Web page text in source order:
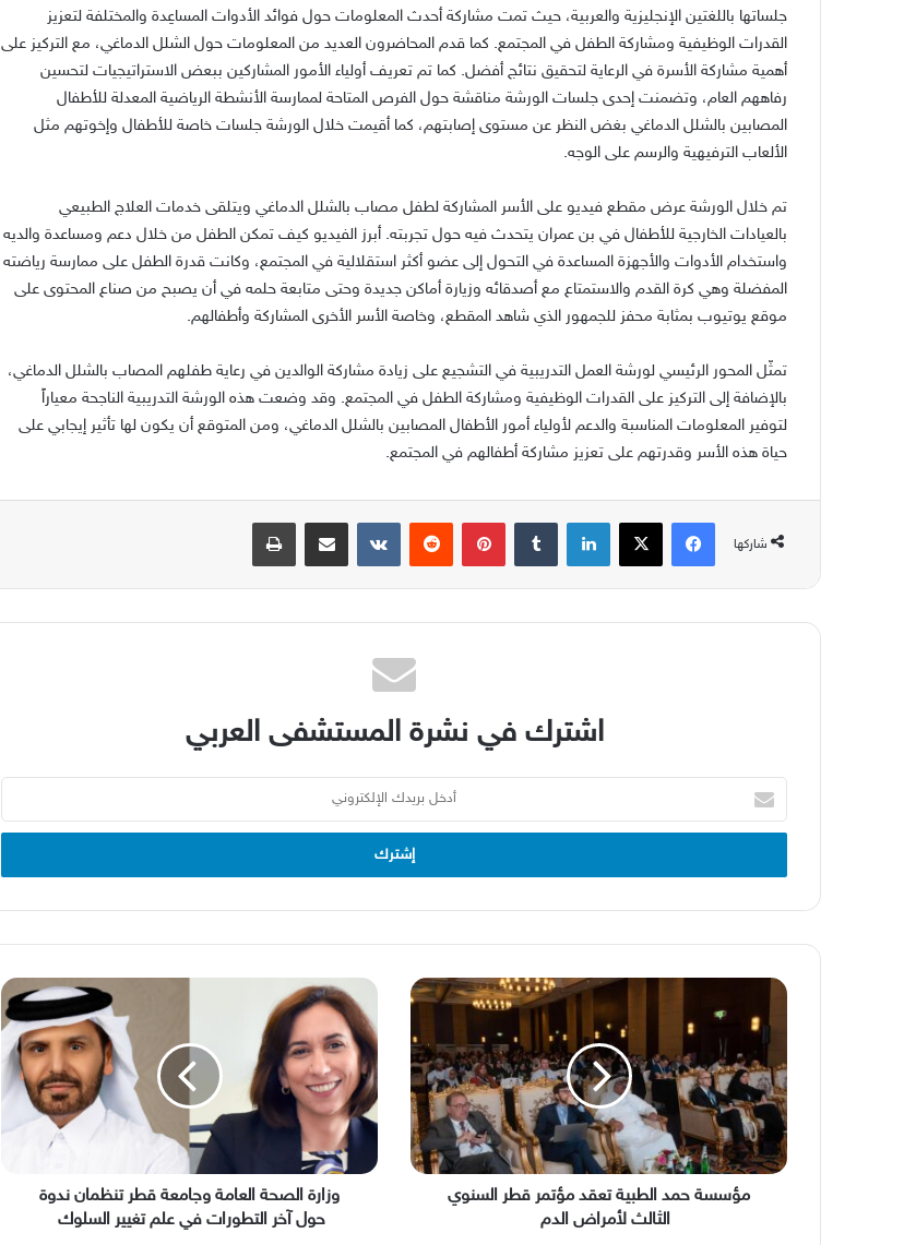
جلساتها باللغتين الإنجليزية والعربية، حيث تمت مشاركة أحدث المعلومات حول فوائد الأدوات المساعِدة والمختلفة لتعزيز
القدرات الوظيفية ومشاركة الطفل في المجتمع. كما قدم المحاضرون العديد من المعلومات حول الشلل الدماغي، مع التركيز على
أهمية مشاركة الأسرة في الرعاية لتحقيق نتائج أفضل. كما تم تعريف أولياء الأمور المشاركين ببعض الاستراتيجيات لتحسين
رفاههم العام، وتضمنت إحدى جلسات الورشة مناقشة حول الفرص المتاحة لممارسة الأنشطة الرياضية المعدلة للأطفال
المصابين بالشلل الدماغي بغض النظر عن مستوى إصابتهم، كما أقيمت خلال الورشة جلسات خاصة للأطفال وإخوتهم مثل
الألعاب الترفيهية والرسم على الوجه.
تم خلال الورشة عرض مقطع فيديو على الأسر المشاركة لطفل مصاب بالشلل الدماغي ويتلقى خدمات العلاج الطبيعي
بالعيادات الخارجية للأطفال في بن عمران يتحدث فيه حول تجربته. أبرز الفيديو كيف تمكن الطفل من خلال دعم ومساعدة والديه
واستخدام الأدوات والأجهزة المساعدة في التحول إلى عضو أكثر استقلالية في المجتمع، وكانت قدرة الطفل على ممارسة رياضته
المفضلة وهي كرة القدم والاستمتاع مع أصدقائه وزيارة أماكن جديدة وحتى متابعة حلمه في أن يصبح من صناع المحتوى على
موقع يوتيوب بمثابة محفز للجمهور الذي شاهد المقطع، وخاصة الأسر الأخرى المشاركة وأطفالهم.
تمثّل المحور الرئيسي لورشة العمل التدريبية في التشجيع على زيادة مشاركة الوالدين في رعاية طفلهم المصاب بالشلل الدماغي،
بالإضافة إلى التركيز على القدرات الوظيفية ومشاركة الطفل في المجتمع. وقد وضعت هذه الورشة التدريبية الناجحة معياراً
لتوفير المعلومات المناسبة والدعم لأولياء أمور الأطفال المصابين بالشلل الدماغي، ومن المتوقع أن يكون لها تأثير إيجابي على
حياة هذه الأسر وقدرتهم على تعزيز مشاركة أطفالهم في المجتمع.
شاركها
فيسبوك‫X لينكدإن بينتيريست مشاركة عبر البريد طباعة
اشترك في نشرة المستشفى العربي
بريدك
الإلكتروني
مؤسسة
الطبية
مؤتمر
قطر
السنوي
الثالث
لأمراض
مؤسسة حمد الطبية تعقد مؤتمر قطر السنوي
الثالث لأمراض الدم
وزارة
الصحة
العامة
وجامعة
قطر
تنظمان
ندوة
آخر
التطوراتوزارة الصحة العامة وجامعة قطر تنظمان ندوة
حول آخر التطورات في علم تغيير السلوك